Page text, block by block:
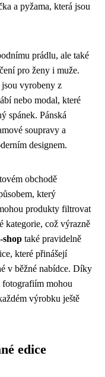
a pyžama, která jsou
prádlu, ale také
pro ženy i muže.
vyrobeny z
nebo modal, které
spánek. Pánská
soupravy a
designem.
obchodě
který
produkty filtrovat
kategorie, což výrazně
shop také pravidelně
které přinášejí
v běžné nabídce. Díky
mohou
výrobku ještě
edice